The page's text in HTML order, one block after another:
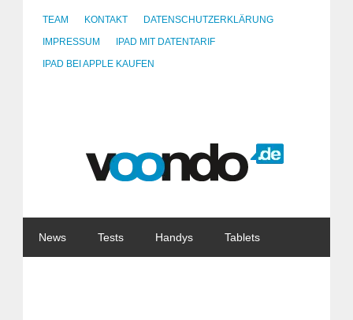
TEAM KONTAKT
DATENSCHUTZERKLÄRUNG
IMPRESSUM
IPAD MIT DATENTARIF
IPAD BEI APPLE KAUFEN
News Tests Handys Tablets